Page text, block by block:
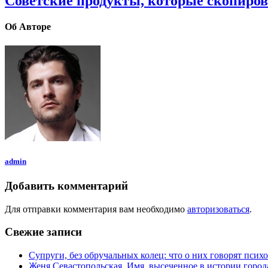
Об Авторе
admin
Добавить комментарий
Для отправки комментария вам необходимо авторизоваться.
Свежие записи
Супруги, без обручальных колец: что о них говорят